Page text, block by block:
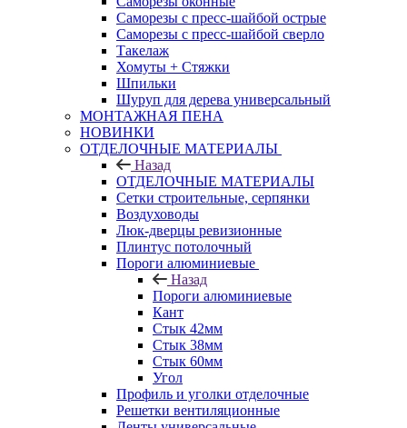
Саморезы с пресс-шайбой острые
Саморезы с пресс-шайбой сверло
Такелаж
Хомуты + Стяжки
Шпильки
Шуруп для дерева универсальный
МОНТАЖНАЯ ПЕНА
НОВИНКИ
ОТДЕЛОЧНЫЕ МАТЕРИАЛЫ
Назад
ОТДЕЛОЧНЫЕ МАТЕРИАЛЫ
Сетки строительные, серпянки
Воздуховоды
Люк-дверцы ревизионные
Плинтус потолочный
Пороги алюминиевые
Назад
Пороги алюминиевые
Кант
Стык 42мм
Стык 38мм
Стык 60мм
Угол
Профиль и уголки отделочные
Решетки вентиляционные